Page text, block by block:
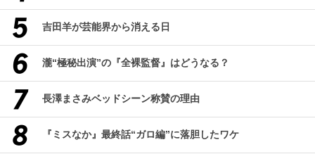
吉田羊が芸能界から消える日
瀧“極秘出演”の『全裸監督』はどうなる？
長澤まさみベッドシーン称賛の理由
『ミスなか』最終話“ガロ編”に落胆したワケ